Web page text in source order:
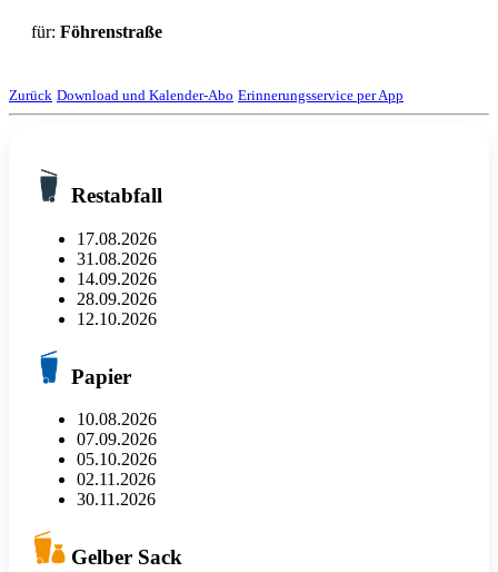
für: Föhrenstraße
Zurück Download und Kalender-Abo Erinnerungsservice per App
Restabfall
17.08.2026
31.08.2026
14.09.2026
28.09.2026
12.10.2026
Papier
10.08.2026
07.09.2026
05.10.2026
02.11.2026
30.11.2026
Gelber Sack